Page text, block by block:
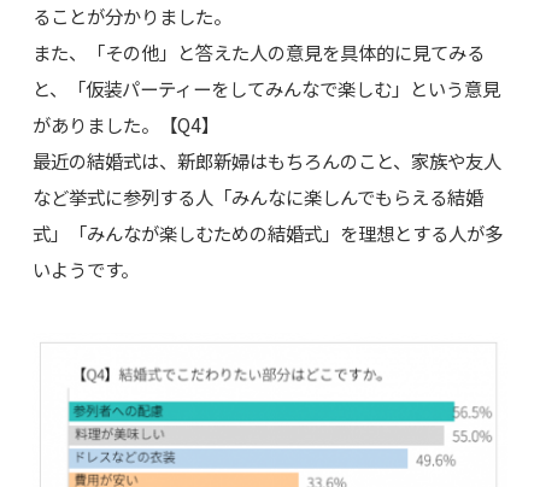
ることが分かりました。
また、「その他」と答えた人の意見を具体的に見てみる
と、「仮装パーティーをしてみんなで楽しむ」という意見
がありました。【Q4】
最近の結婚式は、新郎新婦はもちろんのこと、家族や友人
など挙式に参列する人「みんなに楽しんでもらえる結婚
式」「みんなが楽しむための結婚式」を理想とする人が多
いようです。